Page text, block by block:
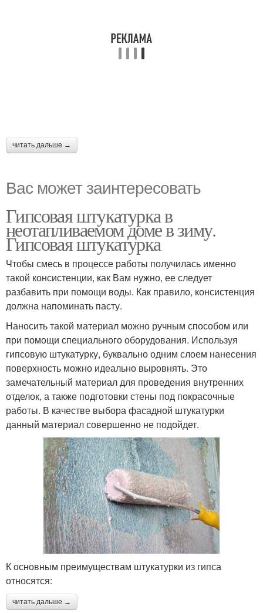
читать дальше →
Вас может заинтересовать
Гипсовая штукатурка в
неотапливаемом доме в зиму.
Гипсовая штукатурка
Чтобы смесь в процессе работы получилась именно
такой консистенции, как Вам нужно, ее следует
разбавить при помощи воды. Как правило, консистенция
должна напоминать пасту.
Наносить такой материал можно ручным способом или
при помощи специального оборудования. Используя
гипсовую штукатурку, буквально одним слоем нанесения
поверхность можно идеально выровнять. Это
замечательный материал для проведения внутренних
отделок, а также подготовки стены под покрасочные
работы. В качестве выбора фасадной штукатурки
данный материал совершенно не подойдет.
К основным преимуществам штукатурки из гипса
относятся:
читать дальше →